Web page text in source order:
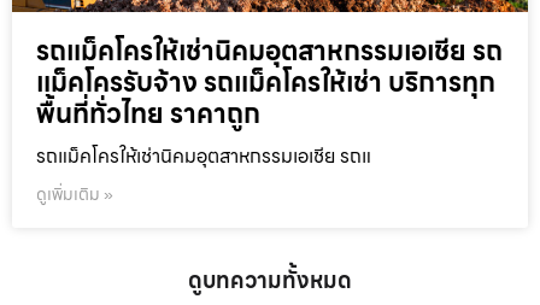
รถแม็คโครให้เช่านิคมอุตสาหกรรมเอเชีย รถ
แม็คโครรับจ้าง รถแม็คโครให้เช่า บริการทุก
พื้นที่ทั่วไทย ราคาถูก
รถแม็คโครให้เช่านิคมอุตสาหกรรมเอเชีย รถแ
ดูเพิ่มเติม »
ดูบทความทั้งหมด